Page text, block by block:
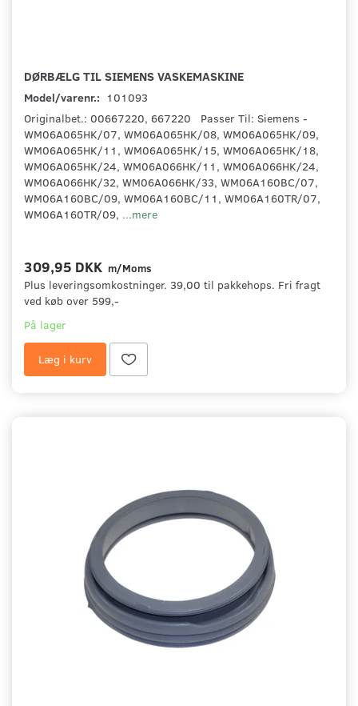
DØRBÆLG TIL SIEMENS VASKEMASKINE
Model/varenr.: 101093
Originalbet.: 00667220, 667220 Passer Til: Siemens -
WM06A065HK/07, WM06A065HK/08, WM06A065HK/09,
WM06A065HK/11, WM06A065HK/15, WM06A065HK/18,
WM06A065HK/24, WM06A066HK/11, WM06A066HK/24,
WM06A066HK/32, WM06A066HK/33, WM06A160BC/07,
WM06A160BC/09, WM06A160BC/11, WM06A160TR/07,
WM06A160TR/09, ...mere
309,95 DKK m/Moms
Plus leveringsomkostninger. 39,00 til pakkehops. Fri fragt
ved køb over 599,-
På lager
Læg i kurv